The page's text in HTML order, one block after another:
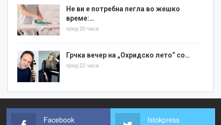
Не ви е потребна пегла во жешко
време:…
пред 20 часа
Грчка вечер на „Охридско лето“ со…
пред 22 часа
Facebook Istokpress